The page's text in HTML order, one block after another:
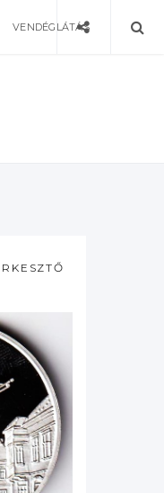
VENDÉGLÁTÁS